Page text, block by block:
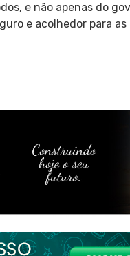
e não apenas do
e acolhedor para as